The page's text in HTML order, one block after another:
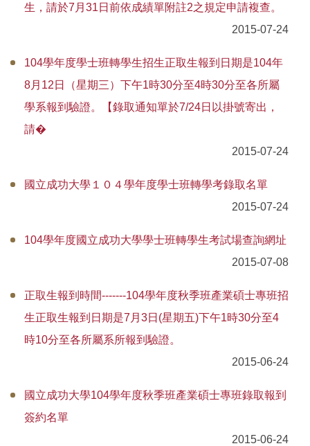
學生線上服務
職員線上服務
輔系、雙主修、轉系
註冊及繳費須知
FAQs
本組位置圖
生，請於7月31日前依成績單附註2之規定申請複查。
2015-07-24
104學年度學士班轉學生招生正取生報到日期是104年
8月12日（星期三）下午1時30分至4時30分至各所屬
學系報到驗證。【錄取通知單於7/24日以掛號寄出，
請�
2015-07-24
國立成功大學１０４學年度學士班轉學考錄取名單
2015-07-24
104學年度國立成功大學學士班轉學生考試場查詢網址
2015-07-08
正取生報到時間-------104學年度秋季班產業碩士專班招
生正取生報到日期是7月3日(星期五)下午1時30分至4
時10分至各所屬系所報到驗證。
2015-06-24
國立成功大學104學年度秋季班產業碩士專班錄取報到
簽約名單
2015-06-24